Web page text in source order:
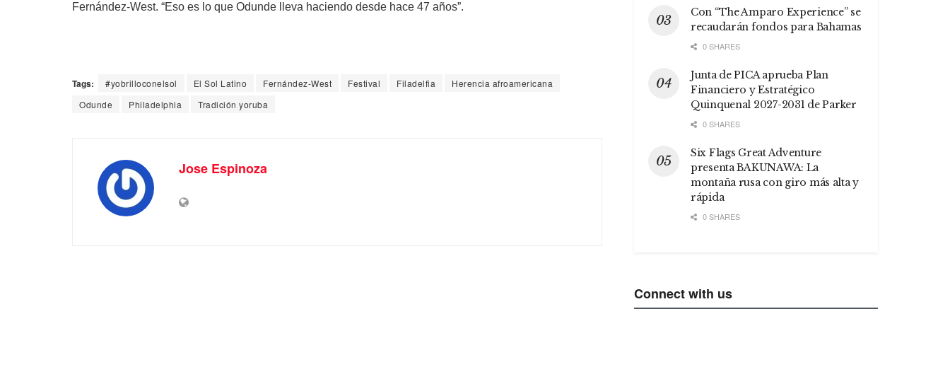
Fernández-West. “Eso es lo que Odunde lleva haciendo desde hace 47 años”.
Tags: #yobrilloconelsol El Sol Latino Fernández-West Festival Filadelfia
Herencia afroamericana
Odunde
Philadelphia Tradición yoruba
Jose Espinoza
Con “The Amparo Experience” se
recaudarán fondos para Bahamas
0 SHARES
Junta de PICA aprueba Plan
Financiero y Estratégico
Quinquenal 2027-2031 de Parker
0 SHARES
Six Flags Great Adventure
presenta BAKUNAWA: La
montaña rusa con giro más alta y
rápida
0 SHARES
Connect with us